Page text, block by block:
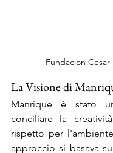
Fundacion
La Visione di
Manrique è stato
conciliare la
rispetto per
approccio si basava